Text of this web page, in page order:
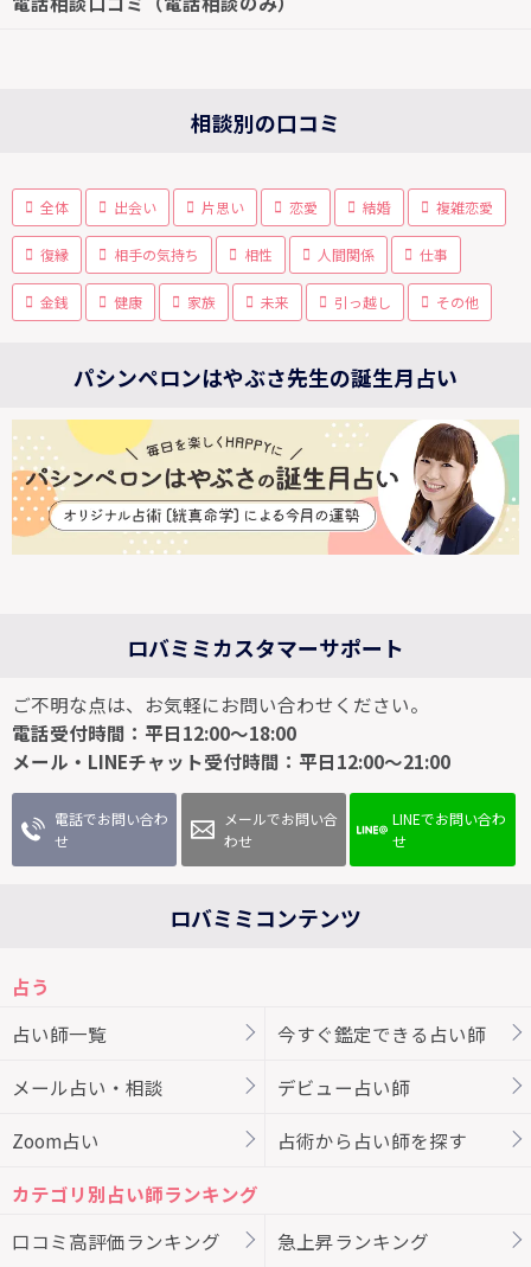
相談別の口コミ
全体 出会い 片思い 恋愛 結婚 複雑恋愛
復縁 相手の気持ち 相性 人間関係 仕事
金銭 健康 家族 未来 引っ越し その他
パシンペロンはやぶさ先生の誕生月占い
ロバミミカスタマーサポート
ご不明な点は、お気軽にお問い合わせください。
電話受付時間：平日12:00～18:00
メール・LINEチャット受付時間：平日12:00～21:00
電話でお問い合わ
せ
メールでお問い合
わせ
LINEでお問い合わ
せ
ロバミミコンテンツ
占う
占い師一覧
今すぐ鑑定できる占い師
メール占い・相談 デビュー占い師
Zoom占い 占術から占い師を探す
カテゴリ別占い師ランキング
口コミ高評価ランキング
急上昇ランキング